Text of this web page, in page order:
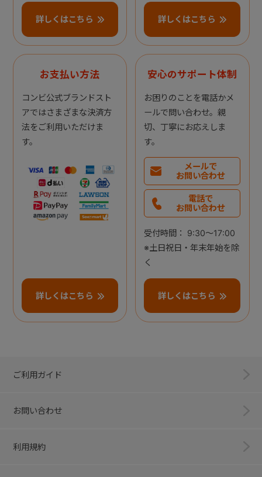
詳しくはこちら 詳しくはこちら
お支払い方法
コンビ公式ブランドスト
アではさまざまな決済方
法をご利用いただけま
す。
詳しくはこちら
安心のサポート体制
お困りのことを電話かメ
ールで問い合わせ。親
切、丁寧にお応えしま
す。
メールで
お問い合わせ
電話で
お問い合わせ
受付時間： 9:30～17:00
※土日祝日・年末年始を除
く
詳しくはこちら
ご利用ガイド
お問い合わせ
利用規約